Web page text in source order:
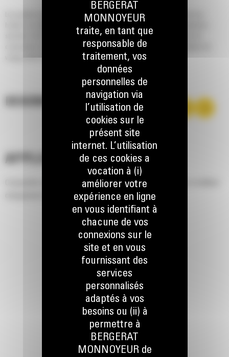
Les godets à grande hauteur de vidage pour chargeuses Cat® offrent une
hauteur de vidage nettement supérieure à celle des godets de manutention
standard. Qu'il s'agisse de chargement de tombereaux, d'alimentation de
compacteurs ou simplement de travail au tas, les godets à grande hauteur de
vidage offrent les performances dont vous avez besoin.
APPLICATION
Conçeption prévoyant une hauteur de vidage accrue pour un meilleur
chargement des tombereaux.
BERGERAT
MONNOYEUR
traite, en tant que
responsable de
traitement, vos
données
personnelles de
navigation via
l’utilisation de
cookies sur le
présent site
internet. L’utilisation
de ces cookies a
vocation à (i)
améliorer votre
expérience en ligne
en vous identifiant à
chacune de vos
connexions sur le
site et en vous
fournissant des
services
personnalisés
adaptés à vos
besoins ou (ii) à
permettre à
BERGERAT
MONNOYEUR de